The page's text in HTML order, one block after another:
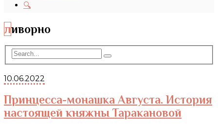
🔍
ливорно
10.06.2022
Принцесса-монашка Августа. История
настоящей княжны Таракановой